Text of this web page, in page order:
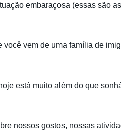
embaraçosa (essas são
vem de uma família de
está muito além do que
nossos gostos, nossas